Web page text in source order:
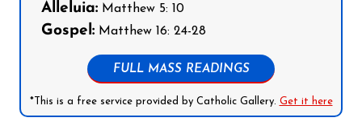
Alleluia: Matthew 5: 10
Gospel: Matthew 16: 24-28
FULL MASS READINGS
*This is a free service provided by Catholic Gallery. Get it here